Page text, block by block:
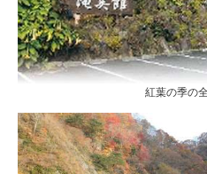
紅葉の季の